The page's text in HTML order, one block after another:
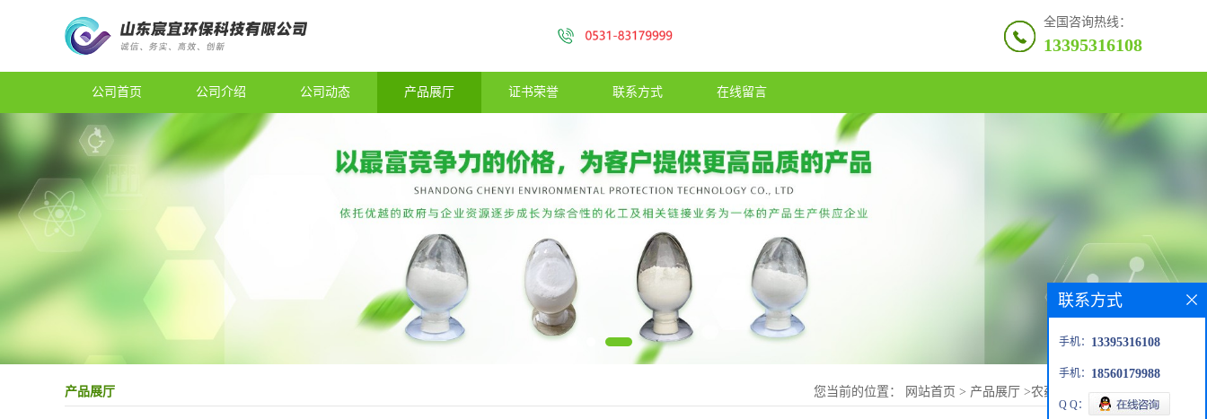
全国咨询热线：
13395316108
公司首页 公司介绍 公司动态 产品展厅 证书荣誉 联系方式 在线留言
产品展厅 您当前的位置： 网站首页 > 产品展厅 >农药中间体>解草啶
联系方式
手机： 13395316108
手机： 18560179988
Q Q：